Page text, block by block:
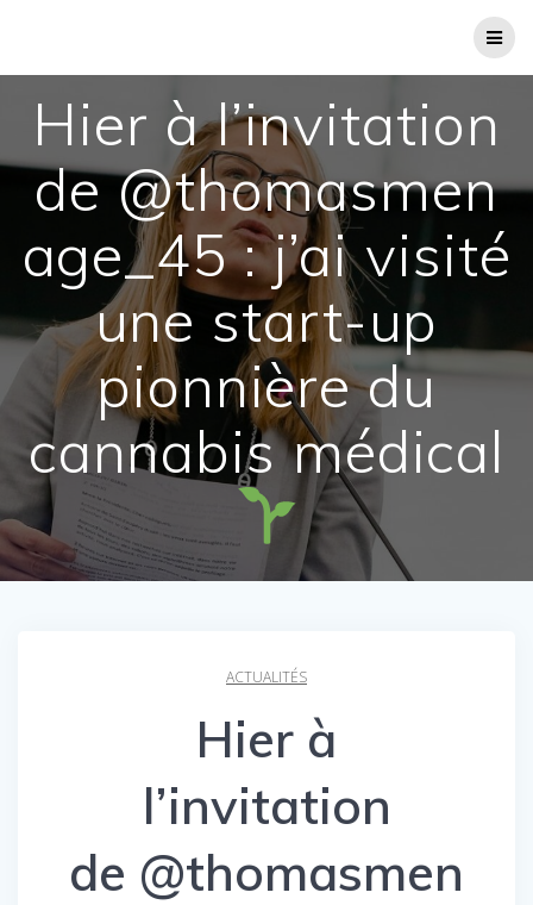
Hier à l’invitation
de @thomasmen
age_45 : j’ai visité
une start-up
pionnière du
cannabis médical
ACTUALITÉS
Hier à
l’invitation
de @thomasmen